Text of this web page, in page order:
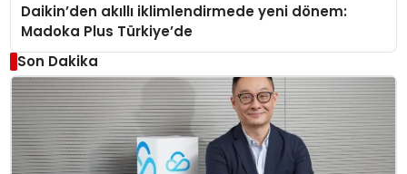
Daikin’den akıllı iklimlendirmede yeni dönem:
Madoka Plus Türkiye’de
Son Dakika